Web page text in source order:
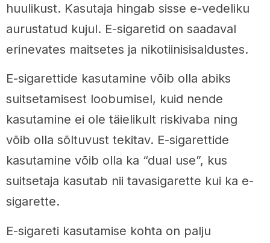
huulikust. Kasutaja hingab sisse e-vedeliku
aurustatud kujul. E-sigaretid on saadaval
erinevates maitsetes ja nikotiinisisaldustes.
E-sigarettide kasutamine võib olla abiks
suitsetamisest loobumisel, kuid nende
kasutamine ei ole täielikult riskivaba ning
võib olla sõltuvust tekitav. E-sigarettide
kasutamine võib olla ka “dual use”, kus
suitsetaja kasutab nii tavasigarette kui ka e-
sigarette.
E-sigareti kasutamise kohta on palju